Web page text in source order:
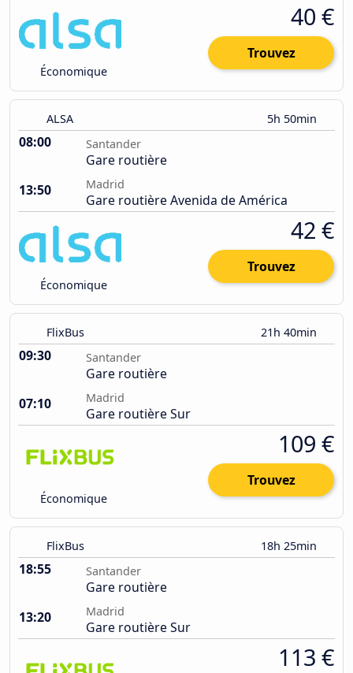
Économique
40 €
Trouvez
ALSA 5h 50min
08:00 Santander
Gare routière
13:50
Madrid
Gare routière Avenida de América
Économique
42 €
Trouvez
FlixBus 21h 40min
09:30 Santander
Gare routière
07:10
Madrid
Gare routière Sur
Économique
109 €
Trouvez
FlixBus 18h 25min
18:55 Santander
Gare routière
13:20
Madrid
Gare routière Sur
113 €